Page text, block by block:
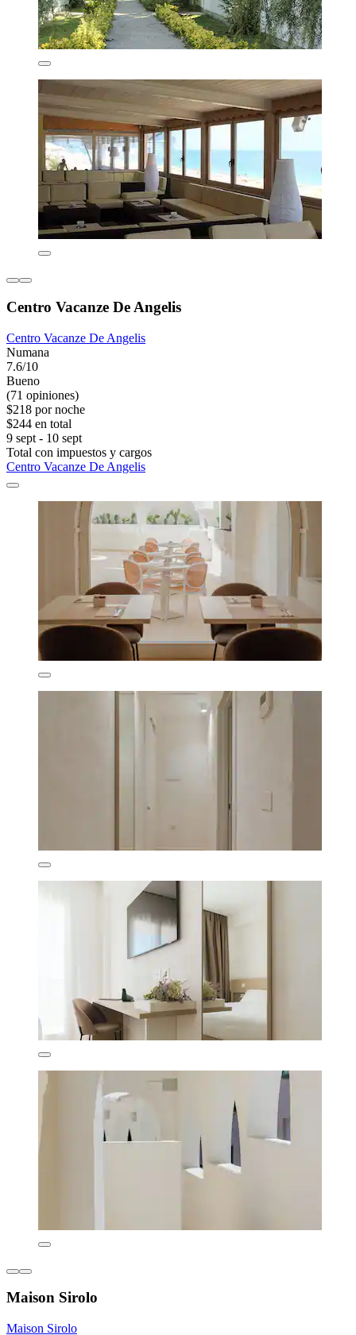
Centro Vacanze De Angelis
Centro Vacanze De Angelis
Numana
7.6/10
Bueno
(71 opiniones)
$218 por noche
$244 en total
9 sept - 10 sept
Total con impuestos y cargos
Centro Vacanze De Angelis
Maison Sirolo
Maison Sirolo